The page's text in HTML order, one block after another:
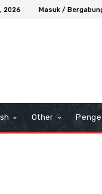
2026 Masuk /
Other